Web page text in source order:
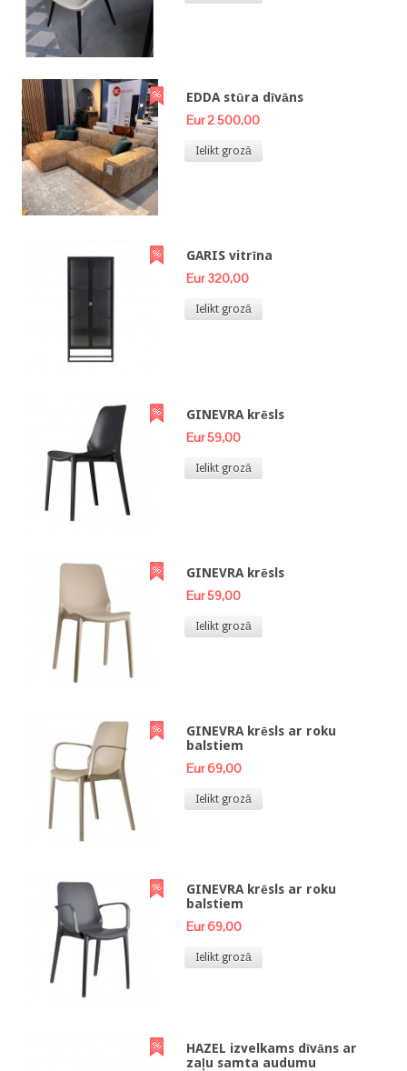
EDDA stūra dīvāns
Eur 2 500,00
Ielikt grozā
GARIS vitrīna
Eur 320,00
Ielikt grozā
GINEVRA krēsls
Eur 59,00
Ielikt grozā
GINEVRA krēsls
Eur 59,00
Ielikt grozā
GINEVRA krēsls ar roku
balstiem
Eur 69,00
Ielikt grozā
GINEVRA krēsls ar roku
balstiem
Eur 69,00
Ielikt grozā
HAZEL izvelkams dīvāns ar
zaļu samta audumu